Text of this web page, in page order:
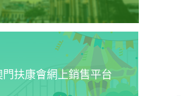
門扶康會網上銷售平台